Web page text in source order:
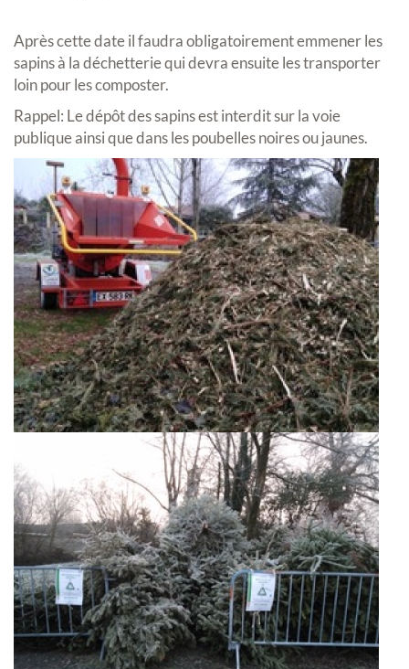
Après cette date il faudra obligatoirement emmener les
sapins à la déchetterie qui devra ensuite les transporter
loin pour les composter.
Rappel: Le dépôt des sapins est interdit sur la voie
publique ainsi que dans les poubelles noires ou jaunes.